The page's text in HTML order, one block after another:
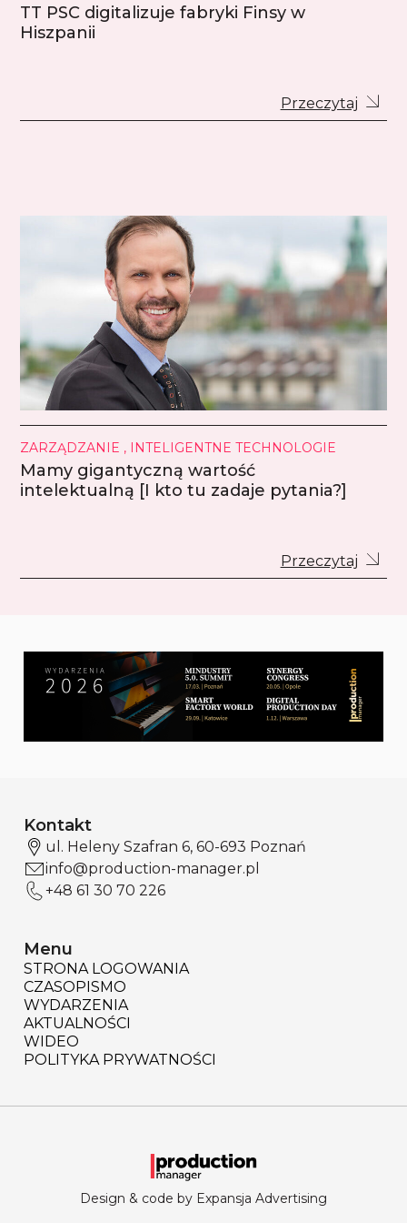
TT PSC digitalizuje fabryki Finsy w
Hiszpanii
Przeczytaj
ZARZĄDZANIE , INTELIGENTNE TECHNOLOGIE
Mamy gigantyczną wartość
intelektualną [I kto tu zadaje pytania?]
Przeczytaj
Kontakt
ul. Heleny Szafran 6, 60-693 Poznań
info@production-manager.pl
+48 61 30 70 226
Menu
STRONA LOGOWANIA
CZASOPISMO
WYDARZENIA
AKTUALNOŚCI
WIDEO
POLITYKA PRYWATNOŚCI
Design & code by Expansja Advertising